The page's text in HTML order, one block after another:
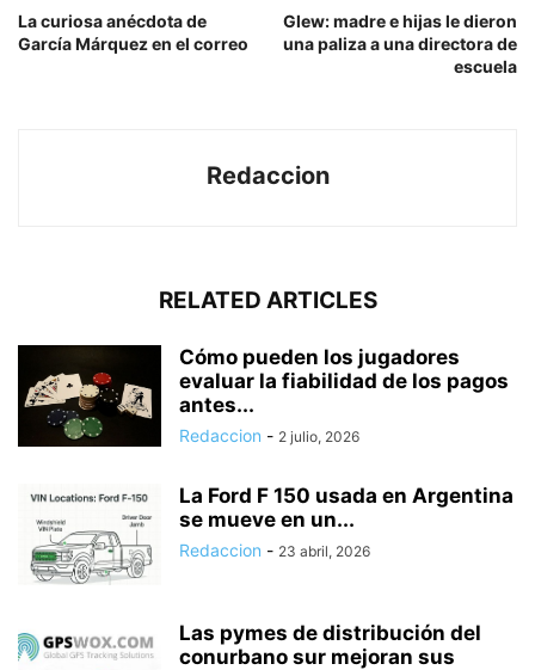
La curiosa anécdota de
García Márquez en el correo
Glew: madre e hijas le dieron
una paliza a una directora de
escuela
Redaccion
RELATED ARTICLES
Cómo pueden los jugadores
evaluar la fiabilidad de los pagos
antes...
Redaccion - 2 julio, 2026
La Ford F 150 usada en Argentina
se mueve en un...
Redaccion - 23 abril, 2026
Las pymes de distribución del
conurbano sur mejoran sus